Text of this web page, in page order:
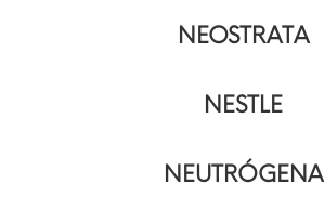
NEOSTRATA
NESTLE
NEUTRÓGENA